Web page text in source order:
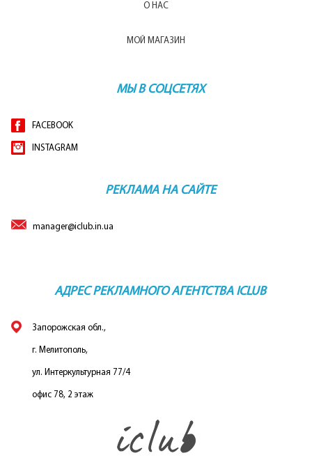
О НАС
МОЙ МАГАЗИН
МЫ В СОЦСЕТЯХ
FACEBOOK
INSTAGRAM
РЕКЛАМА НА САЙТЕ
manager@iclub.in.ua
АДРЕС РЕКЛАМНОГО АГЕНТСТВА ICLUB
Запорожская обл.,
г. Мелитополь,
ул. Интеркультурная 77/4
офис 78, 2 этаж